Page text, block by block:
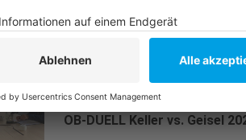
OB-DUELL Keller vs. Geisel